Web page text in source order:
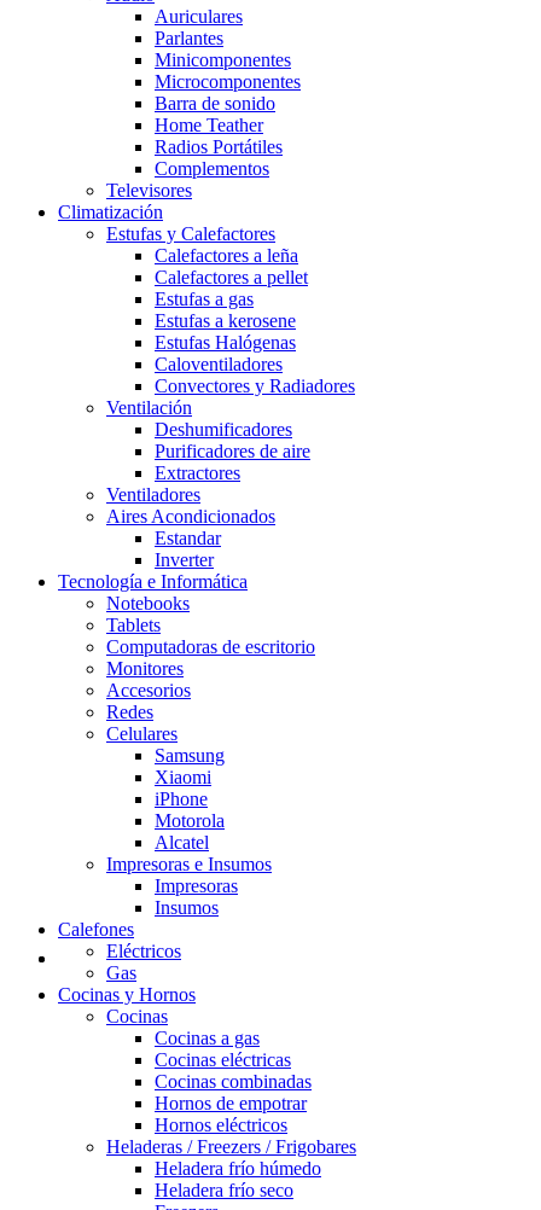
Auriculares
Parlantes
Minicomponentes
Microcomponentes
Barra de sonido
Home Teather
Radios Portátiles
Complementos
Televisores
Climatización
Estufas y Calefactores
Calefactores a leña
Calefactores a pellet
Estufas a gas
Estufas a kerosene
Estufas Halógenas
Caloventiladores
Convectores y Radiadores
Ventilación
Deshumificadores
Purificadores de aire
Extractores
Ventiladores
Aires Acondicionados
Estandar
Inverter
Tecnología e Informática
Notebooks
Tablets
Computadoras de escritorio
Monitores
Accesorios
Redes
Celulares
Samsung
Xiaomi
iPhone
Motorola
Alcatel
Impresoras e Insumos
Impresoras
Insumos
Calefones
Eléctricos
Gas
Cocinas y Hornos
Cocinas
Cocinas a gas
Cocinas eléctricas
Cocinas combinadas
Hornos de empotrar
Hornos eléctricos
Heladeras / Freezers / Frigobares
Heladera frío húmedo
Heladera frío seco